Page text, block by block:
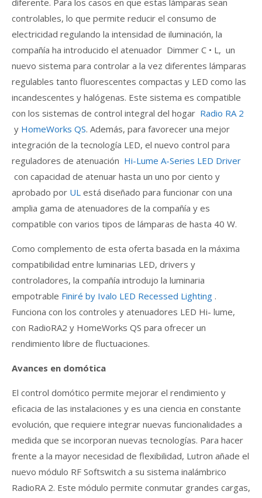
diferente. Para los casos en que estas lámparas sean
controlables, lo que permite reducir el consumo de
electricidad regulando la intensidad de iluminación, la
compañía ha introducido el atenuador Dimmer C • L, un
nuevo sistema para controlar a la vez diferentes lámparas
regulables tanto fluorescentes compactas y LED como las
incandescentes y halógenas. Este sistema es compatible
con los sistemas de control integral del hogar Radio RA 2
y HomeWorks QS. Además, para favorecer una mejor
integración de la tecnología LED, el nuevo control para
reguladores de atenuación Hi-Lume A-Series LED Driver
con capacidad de atenuar hasta un uno por ciento y
aprobado por UL está diseñado para funcionar con una
amplia gama de atenuadores de la compañía y es
compatible con varios tipos de lámparas de hasta 40 W.
Como complemento de esta oferta basada en la máxima
compatibilidad entre luminarias LED, drivers y
controladores, la compañía introdujo la luminaria
empotrable Finiré by Ivalo LED Recessed Lighting .
Funciona con los controles y atenuadores LED Hi- lume,
con RadioRA2 y HomeWorks QS para ofrecer un
rendimiento libre de fluctuaciones.
Avances en domótica
El control domótico permite mejorar el rendimiento y
eficacia de las instalaciones y es una ciencia en constante
evolución, que requiere integrar nuevas funcionalidades a
medida que se incorporan nuevas tecnologías. Para hacer
frente a la mayor necesidad de flexibilidad, Lutron añade el
nuevo módulo RF Softswitch a su sistema inalámbrico
RadioRA 2. Este módulo permite conmutar grandes cargas,